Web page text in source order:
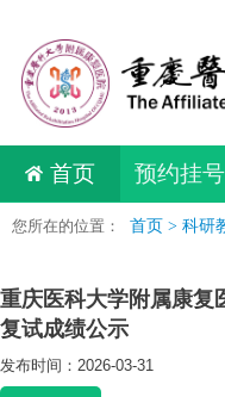
首页 预约挂号
您所在的位置： 首页 > 科研
重庆医科大学附属康复
复试成绩公示
发布时间：2026-03-31